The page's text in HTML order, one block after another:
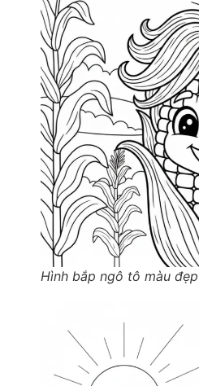
Hình bắp ngô tô màu